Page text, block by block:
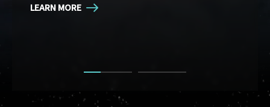
LEARN MORE
historical epic arc, and more.